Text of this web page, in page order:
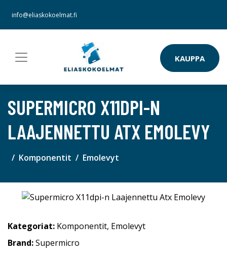
info@eliaskokoelmat.fi
KAUPPA
SUPERMICRO X11DPI-N
LAAJENNETTU ATX EMOLEVY
Komponentit Emolevyt
Kategoriat: Komponentit, Emolevyt
Brand:Supermicro